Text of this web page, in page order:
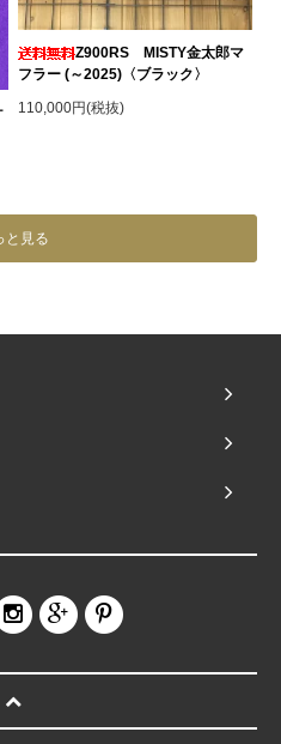
Z900RS MISTY金太郎マ
フラー (～2025)〈ブラック〉
110,000円(税抜)
と見る